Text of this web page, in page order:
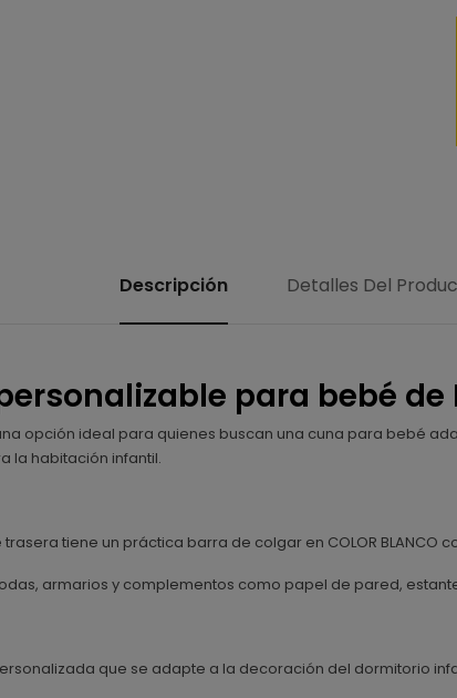
Descripción Detalles Del
para bebé de
opción ideal para quienes buscan una cuna para bebé
la habitación infantil.
trasera tiene un práctica barra de colgar en COLOR
armarios y complementos como papel de pared,
que se adapte a la decoración del dormitorio